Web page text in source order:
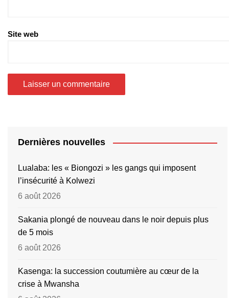
Site web
Dernières nouvelles
Lualaba: les « Biongozi » les gangs qui imposent
l’insécurité à Kolwezi
6 août 2026
Sakania plongé de nouveau dans le noir depuis plus
de 5 mois
6 août 2026
Kasenga: la succession coutumière au cœur de la
crise à Mwansha